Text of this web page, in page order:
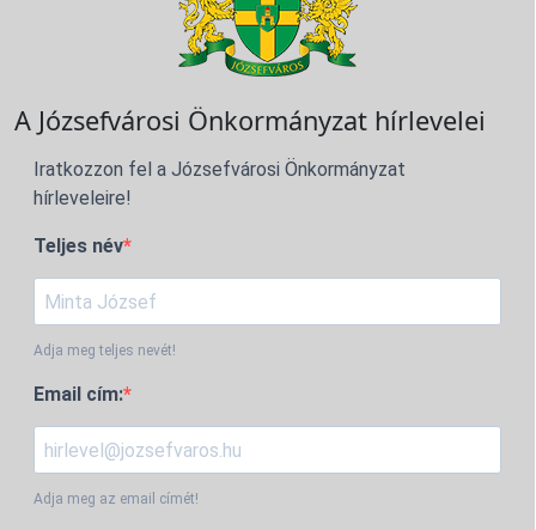
A Józsefvárosi Önkormányzat hírlevelei
Iratkozzon fel a Józsefvárosi Önkormányzat
hírleveleire!
Teljes név
Adja meg teljes nevét!
Email cím:
Adja meg az email címét!